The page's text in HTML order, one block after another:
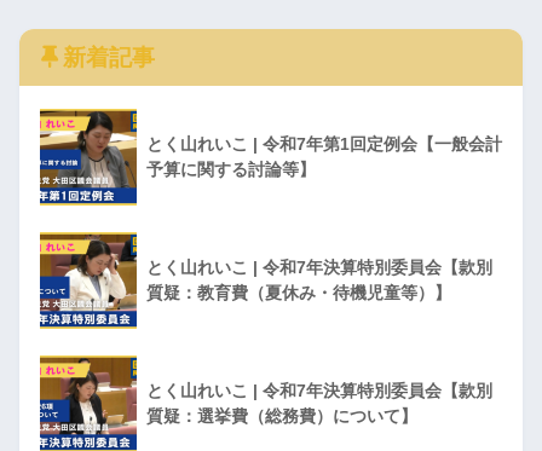
新着記事
とく山れいこ | 令和7年第1回定例会【一般会計
予算に関する討論等】
とく山れいこ | 令和7年決算特別委員会【款別
質疑：教育費（夏休み・待機児童等）】
とく山れいこ | 令和7年決算特別委員会【款別
質疑：選挙費（総務費）について】